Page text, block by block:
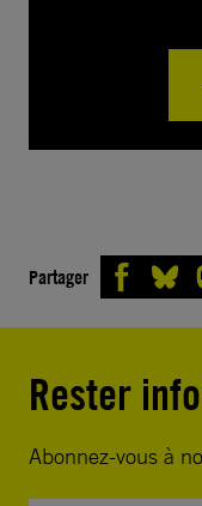
Partager
Rester
Abonnez-vous à